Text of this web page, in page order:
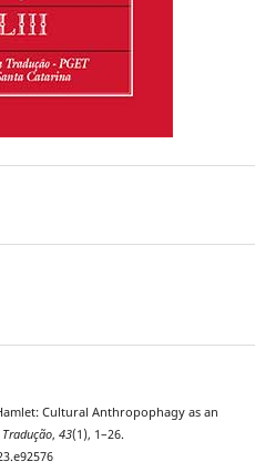
Cultural Anthropophagy as an
Tradução, 43(1), 1–26.